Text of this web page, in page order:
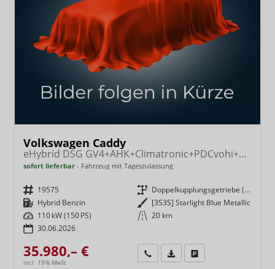
Volkswagen Caddy
eHybrid DSG GV4+AHK+Climatronic+PDCvohi+Cam+Regensens.+AppConnect
sofort lieferbar Fahrzeug mit Tageszulassung
Fahrzeugnr. 19575 Getriebe
Doppelkupplungsgetriebe (DSG)
Kraftstoff Hybrid Benzin Außenfarbe [3S3S] Starlight Blue Metallic
Leistung 110 kW (150 PS) Kilometerstand 20 km
30.06.2026
35.980,– €
incl. 19% MwSt.
Wir rufen Sie anFahrzeugexposé (PDF)